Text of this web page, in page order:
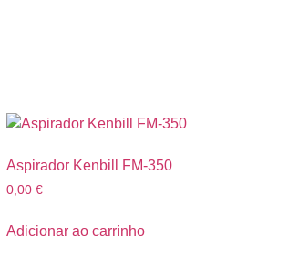
Aspirador Kenbill FM-350
0,00 €
Adicionar ao carrinho